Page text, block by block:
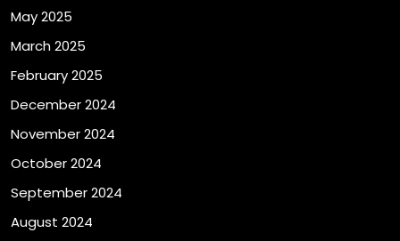
May 2025
March 2025
February 2025
December 2024
November 2024
October 2024
September 2024
August 2024